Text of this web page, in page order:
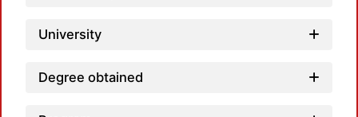
University
Degree obtained